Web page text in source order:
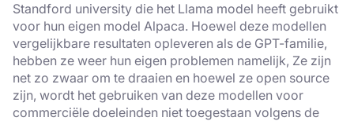
Standford university die het Llama model heeft gebruikt
voor hun eigen model Alpaca. Hoewel deze modellen
vergelijkbare resultaten opleveren als de GPT-familie,
hebben ze weer hun eigen problemen namelijk, Ze zijn
net zo zwaar om te draaien en hoewel ze open source
zijn, wordt het gebruiken van deze modellen voor
commerciële doeleinden niet toegestaan volgens de